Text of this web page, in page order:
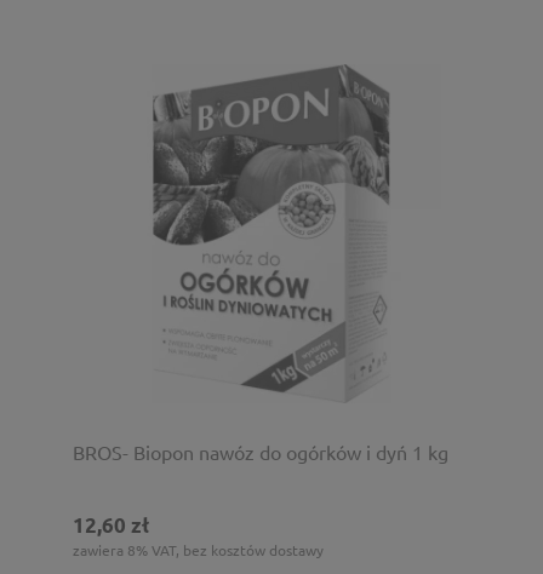
BROS- Biopon nawóz do ogórków i dyń 1 kg
12,60 zł
zawiera 8% VAT, bez kosztów dostawy